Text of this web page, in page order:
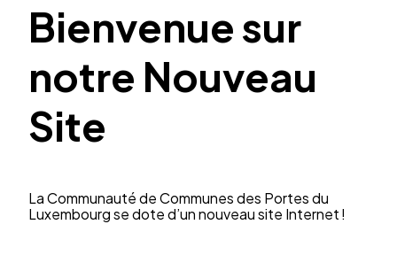
Bienvenue sur
notre Nouveau
Site
La Commu­nauté de Communes des Portes du
Luxem­bourg se dote d’un nouveau site Inter­net !